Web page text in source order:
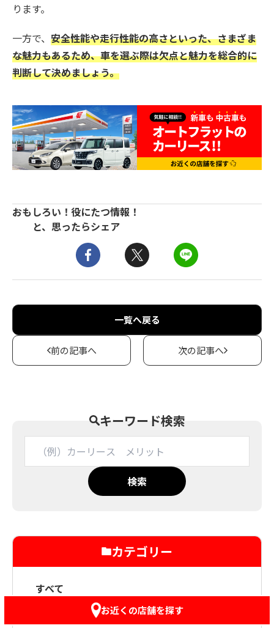
ります。
一方で、 安全性能や走行性能の高さといった、さまざま
な魅力もあるため、車を選ぶ際は欠点と魅力を総合的に
判断して決めましょう。
おもしろい！役にたつ情報！
と、思ったらシェア
一覧へ戻る
前の記事へ 次の記事へ
キーワード検索
検索
カテゴリー
すべて
お近くの店舗を探す